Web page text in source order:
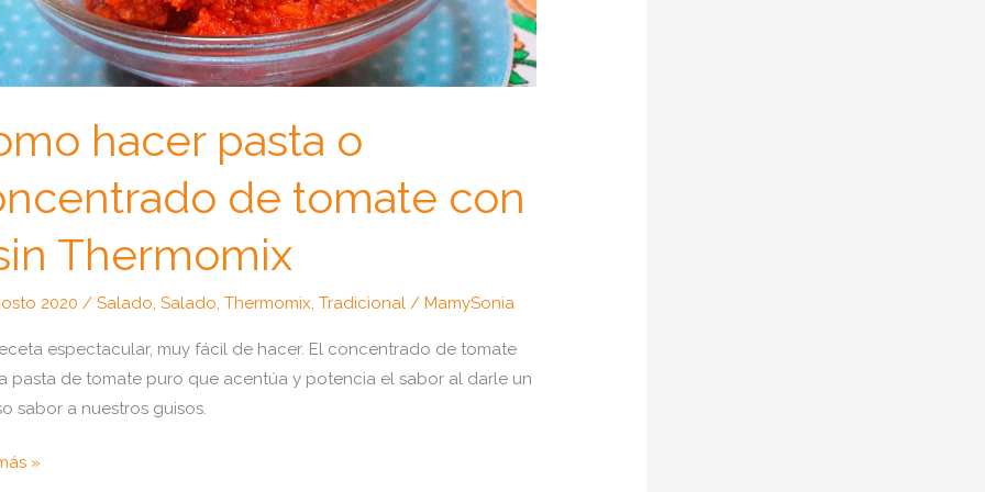
hacer pasta o
de tomate con
Thermomix
2020/Salado,Salado,Thermomix,Tradicional /MamySonia
espectacular, muy fácil de hacer. El concentrado de tomate
pasta de tomate puro que acentúa y potencia el sabor al darle un
sabor a nuestros guisos.
»